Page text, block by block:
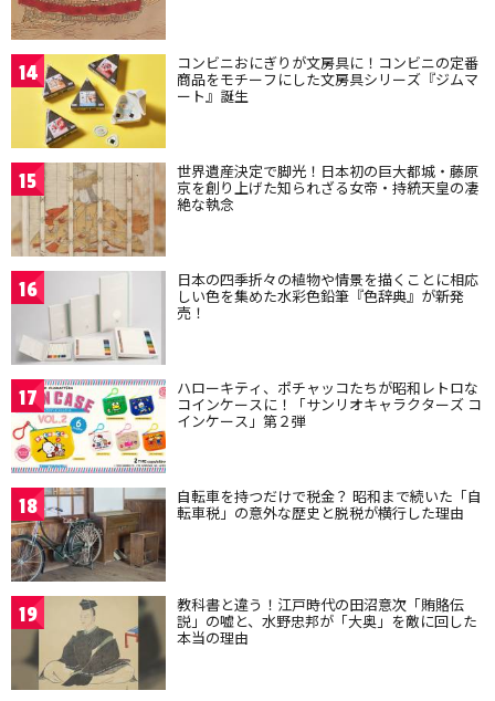
14 コンビニおにぎりが文房具に！コンビニの定番
商品をモチーフにした文房具シリーズ『ジムマ
ート』誕生
15 世界遺産決定で脚光！日本初の巨大都城・藤原
京を創り上げた知られざる女帝・持統天皇の凄
絶な執念
16 日本の四季折々の植物や情景を描くことに相応
しい色を集めた水彩色鉛筆『色辞典』が新発
売！
17 ハローキティ、ポチャッコたちが昭和レトロな
コインケースに！「サンリオキャラクターズ コ
インケース」第２弾
18 自転車を持つだけで税金？ 昭和まで続いた「自
転車税」の意外な歴史と脱税が横行した理由
19 教科書と違う！江戸時代の田沼意次「賄賂伝
説」の嘘と、水野忠邦が「大奥」を敵に回した
本当の理由